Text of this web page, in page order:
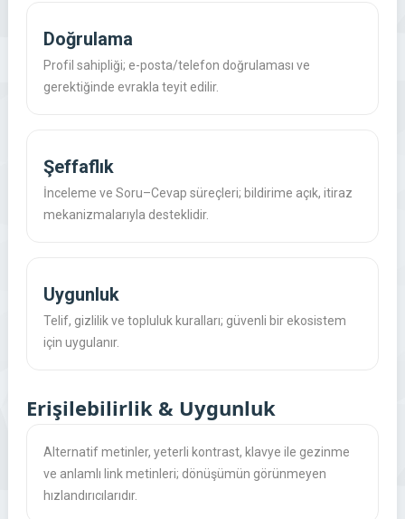
Doğrulama
Profil sahipliği; e-posta/telefon doğrulaması ve
gerektiğinde evrakla teyit edilir.
Şeffaflık
İnceleme ve Soru–Cevap süreçleri; bildirime açık, itiraz
mekanizmalarıyla desteklidir.
Uygunluk
Telif, gizlilik ve topluluk kuralları; güvenli bir ekosistem
için uygulanır.
Erişilebilirlik & Uygunluk
Alternatif metinler, yeterli kontrast, klavye ile gezinme
ve anlamlı link metinleri; dönüşümün görünmeyen
hızlandırıcılarıdır.